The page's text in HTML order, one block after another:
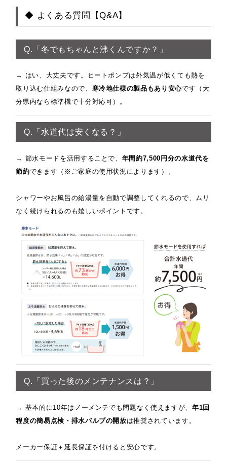
◆ よくある質問【Q&A】
Q.「冬でもちゃんと沸くんですか？」
→ はい、大丈夫です。ヒートポンプは外気温が低くても熱を
取り込む仕組みなので、 寒冷地仕様の製品もあり安心です（大
分県内なら標準機で十分対応可）。
Q.「水道代は安くなる？」
→ 節水モードを活用することで、 年間約7,500円分の水道代を
節約できます（※ご家庭の使用状況によります）。
シャワーやお風呂の給湯量を自動で調整してくれるので、ムリ
なく続けられるのも嬉しいポイントです。
Q.「買った後のメンテナンスは？」
→ 基本的に10年はノーメンテでも問題なく使えますが、 年1回
程度の簡易点検・排水バルブの開放は推奨されています。
メーカー保証＋延長保証を付けると安心です。